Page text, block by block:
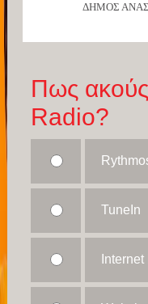
ΔΗΜΟΣ
Πως
Radio?
TuneIn